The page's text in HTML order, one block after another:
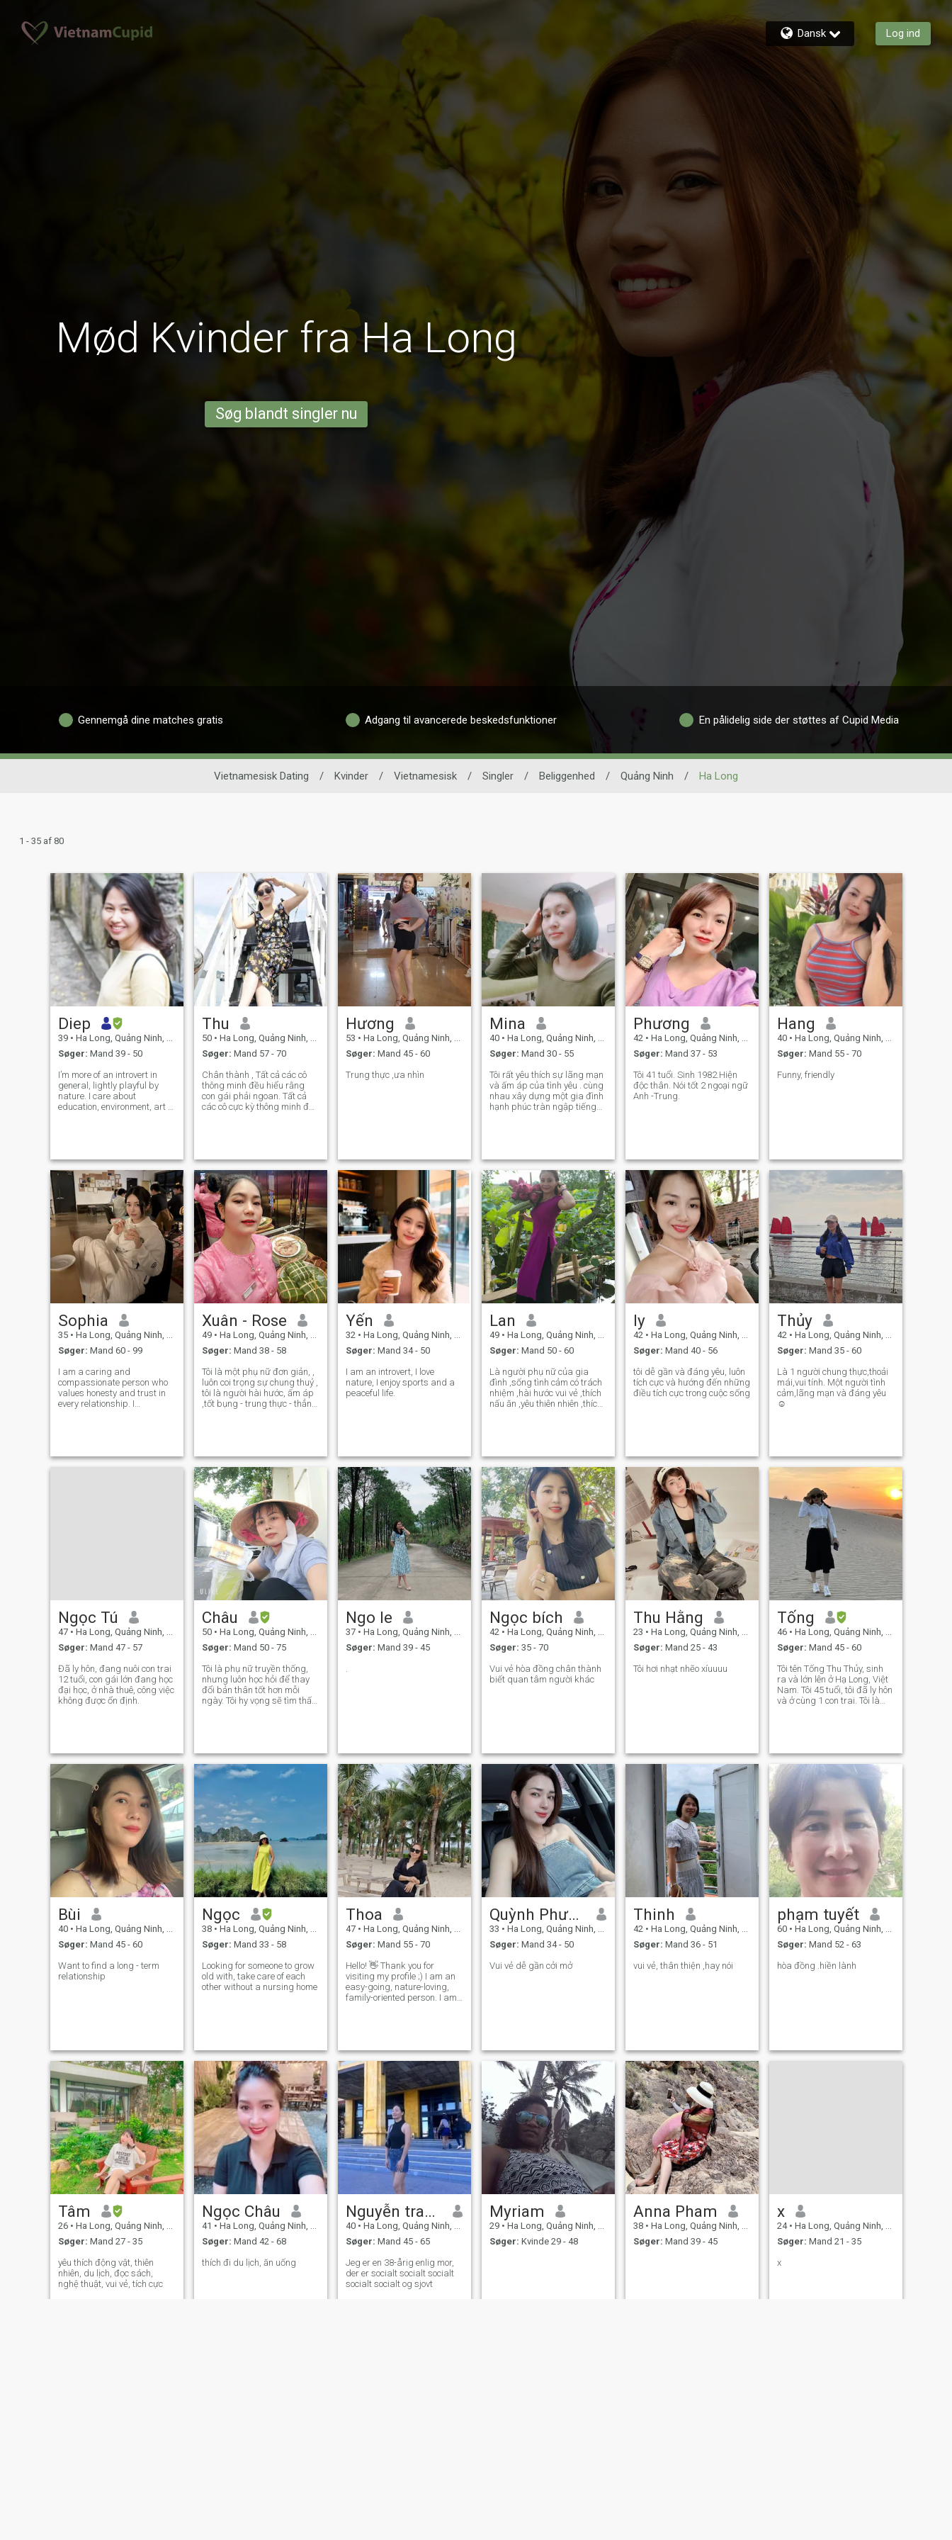
Dansk Log ind
Mød Kvinder fra Ha Long
Søg blandt singler nu
Gennemgå dine matches gratis Adgang til avancerede beskedsfunktioner En pålidelig side der støttes af Cupid Media
Vietnamesisk Dating / Kvinder / Vietnamesisk / Singler / Beliggenhed / Quảng Ninh / Ha Long
1 - 35 af 80
Diep
39 • Ha Long, Quảng Ninh, Vietnam
Søger: Mand 39 - 50
I’m more of an introvert in
general, lightly playful by
nature. I care about
education, environment, art of
Thu
50 • Ha Long, Quảng Ninh, Vietnam
Søger: Mand 57 - 70
Chân thành , Tất cả các cô
thông minh đều hiểu rằng
con gái phải ngoan. Tất cả
các cô cực kỳ thông minh đều
nghỉ ngơi, xả hơi cho riêng
Hương
53 • Ha Long, Quảng Ninh, Vietnam
Søger: Mand 45 - 60
Trung thực ,ưa nhìn
Mina
40 • Ha Long, Quảng Ninh, Vietnam
Søger: Mand 30 - 55
Tôi rất yêu thích sự lãng mạn
và ấm áp của tình yêu . cùng
nhau xây dựng một gia đình
hạnh phúc tràn ngập tiếng
Phương
42 • Ha Long, Quảng Ninh, Vietnam
Søger: Mand 37 - 53
Tôi 41 tuổi. Sinh 1982.Hiện
độc thân. Nói tốt 2 ngoại ngữ
Anh -Trung.
Hang
40 • Ha Long, Quảng Ninh, Vietnam
Søger: Mand 55 - 70
Funny, friendly
Sophia
35 • Ha Long, Quảng Ninh, Vietnam
Søger: Mand 60 - 99
I am a caring and
compassionate person who
values honesty and trust in
every relationship. I
intelligent and thoughtful,
with a creative and ope
Xuân - Rose
49 • Ha Long, Quảng Ninh, Vietnam
Søger: Mand 38 - 58
Tôi là một phụ nữ đơn giản, ,
luôn coi trọng sự chung thuỷ ,
tôi là người hài hước, ấm áp
,tốt bụng - trung thực - thẳng
Yến
32 • Ha Long, Quảng Ninh, Vietnam
Søger: Mand 34 - 50
I am an introvert, I love
nature, I enjoy sports and a
peaceful life.
Lan
49 • Ha Long, Quảng Ninh, Vietnam
Søger: Mand 50 - 60
Là người phụ nữ của gia
đình ,sống tình cảm có trách
nhiệm ,hài hước vui vẻ ,thích
nấu ăn ,yêu thiên nhiên ,thích
thương và chăm sóc bản
thân mì
ly
42 • Ha Long, Quảng Ninh, Vietnam
Søger: Mand 40 - 56
tôi dễ gần và đáng yêu, luôn
tích cực và hướng đến những
điều tích cực trong cuộc sống
Thủy
42 • Ha Long, Quảng Ninh, Vietnam
Søger: Mand 35 - 60
Là 1 người chung thực,thoải
mái,vui tính. Một người tình
cảm,lãng mạn và đáng yêu
☺️
Ngọc Tú
47 • Ha Long, Quảng Ninh, Vietnam
Søger: Mand 47 - 57
Đã ly hôn, đang nuôi con trai
12 tuổi, con gái lớn đang học
đại học, ở nhà thuê, công việc
không được ổn định.
Châu
50 • Ha Long, Quảng Ninh, Vietnam
Søger: Mand 50 - 75
Tôi là phụ nữ truyền thống,
nhưng luôn học hỏi để thay
đổi bản thân tốt hơn mỗi
ngày. Tôi hy vọng sẽ tìm thấy
ăn ngon cho gia đình. Mỗi s
Ngo le
37 • Ha Long, Quảng Ninh, Vietnam
Søger: Mand 39 - 45
.
Ngọc bích
42 • Ha Long, Quảng Ninh, Vietnam
Søger: 35 - 70
Vui vẻ hòa đồng chân thành
biết quan tâm người khác
Thu Hằng
23 • Ha Long, Quảng Ninh, Vietnam
Søger: Mand 25 - 43
Tôi hơi nhạt nhẽo xíuuuu
Tống
46 • Ha Long, Quảng Ninh, Vietnam
Søger: Mand 45 - 60
Tôi tên Tống Thu Thủy, sinh
ra và lớn lên ở Hạ Long, Việt
Nam. Tôi 45 tuổi, tôi đã ly hôn
và ở cùng 1 con trai. Tôi là
Bùi
40 • Ha Long, Quảng Ninh, Vietnam
Søger: Mand 45 - 60
Want to find a long - term
relationship
Ngọc
38 • Ha Long, Quảng Ninh, Vietnam
Søger: Mand 33 - 58
Looking for someone to grow
old with, take care of each
other without a nursing home
Thoa
47 • Ha Long, Quảng Ninh, Vietnam
Søger: Mand 55 - 70
Hello! 👋 Thank you for
visiting my profile ;) I am an
easy-going, nature-loving,
family-oriented person. I am
and expect the same from
my partner.
Quỳnh Phương
33 • Ha Long, Quảng Ninh, Vietnam
Søger: Mand 34 - 50
Vui vẻ dễ gần cởi mở
Thinh
42 • Ha Long, Quảng Ninh, Vietnam
Søger: Mand 36 - 51
vui vẻ, thân thiện ,hay nói
phạm tuyết
60 • Ha Long, Quảng Ninh, Vietnam
Søger: Mand 52 - 63
hòa đồng .hiền lành
Tâm
26 • Ha Long, Quảng Ninh, Vietnam
Søger: Mand 27 - 35
yêu thích động vật, thiên
nhiên, du lịch, đọc sách,
nghệ thuật, vui vẻ, tích cực
Ngọc Châu
41 • Ha Long, Quảng Ninh, Vietnam
Søger: Mand 42 - 68
thích đi du lịch, ăn uống
Nguyễn trang
40 • Ha Long, Quảng Ninh, Vietnam
Søger: Mand 45 - 65
Jeg er en 38-årig enlig mor,
der er socialt socialt socialt
socialt socialt og sjovt
Myriam
29 • Ha Long, Quảng Ninh, Vietnam
Søger: Kvinde 29 - 48
Anna Pham
38 • Ha Long, Quảng Ninh, Vietnam
Søger: Mand 39 - 45
x
24 • Ha Long, Quảng Ninh, Vietnam
Søger: Mand 21 - 35
x